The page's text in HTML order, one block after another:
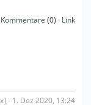
Kommentare (0) · Link
- 1. Dez 2020, 13:24